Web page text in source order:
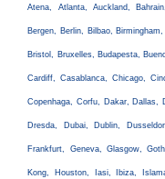
Atena, Atlanta, Auckland,
Bergen, Berlin, Bilbao,
Bristol, Bruxelles, Budapesta,
Cardiff, Casablanca, Chicago,
Copenhaga, Corfu, Dakar, Dallas,
Dresda, Dubai, Dublin,
Frankfurt, Geneva, Glasgow,
Kong, Houston, Iasi, Ibiza,